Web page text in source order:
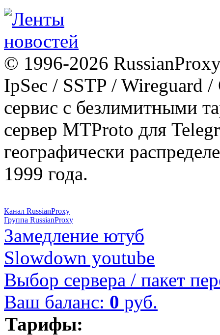
© 1996-2026
IpSec / SSTP / Wireguard
сервис с безлимитными
сервер MTProto для
географически
1999 года.
Канал RussianProxy
Группа RussianProxy
Замедление ютуб
Slowdown youtube
Выбор сервера / пакет
Ваш баланс: 0 руб.
Тарифы: